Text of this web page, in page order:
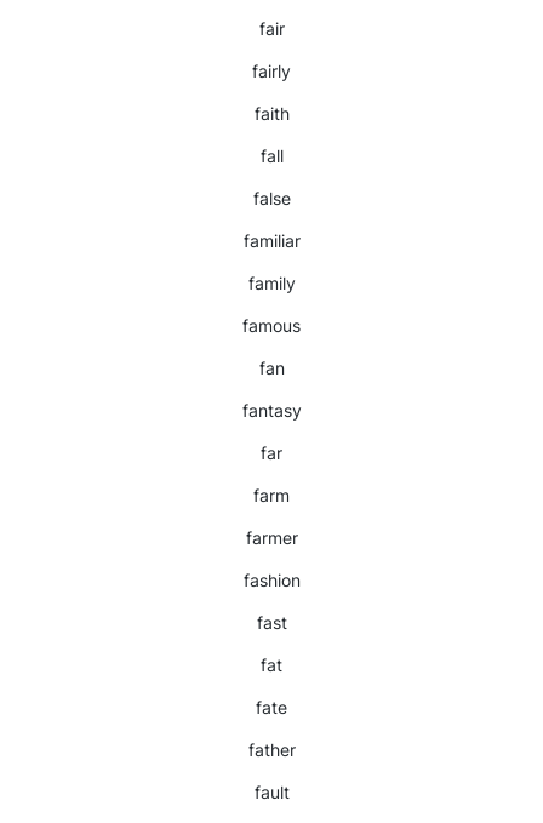
fair
fairly
faith
fall
false
familiar
family
famous
fan
fantasy
far
farm
farmer
fashion
fast
fat
fate
father
fault